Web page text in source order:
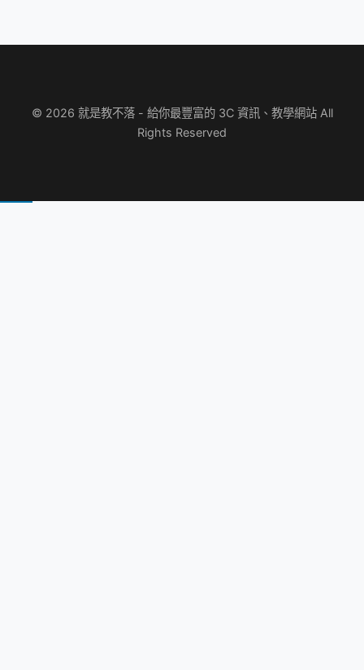
© 2026 就是教不落 - 給你最豐富的 3C 資訊、教學網站 All
Rights Reserved